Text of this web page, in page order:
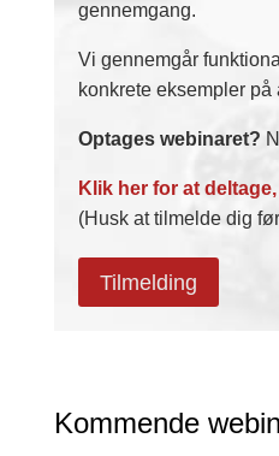
gennemgang.
Vi gennemgår
konkrete eksempler
Optages webinaret?
Klik her for at
(Husk at tilmelde dig
Tilmelding
Kommende